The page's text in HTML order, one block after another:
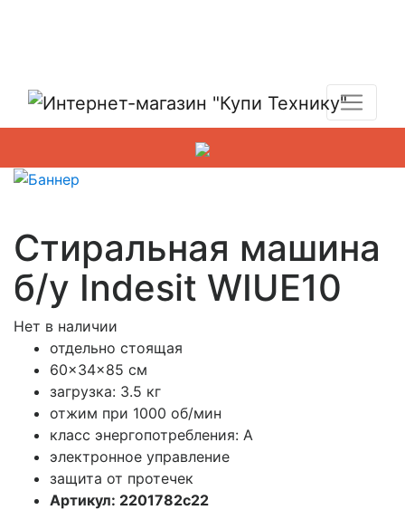
Стиральная машина
б/у Indesit WIUE10
Нет в наличии
отдельно стоящая
60x34x85 см
загрузка: 3.5 кг
отжим при 1000 об/мин
класс энергопотребления: A
электронное управление
защита от протечек
Артикул: 2201782c22